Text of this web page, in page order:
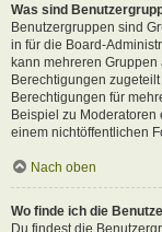
Was sind
Benutzergruppen sind
in für die Board-
kann mehreren
Berechtigungen
Berechtigungen für
Beispiel zu Moderatoren
einem nichtöffentlichen
Nach oben
Wo finde ich die
Du findest die